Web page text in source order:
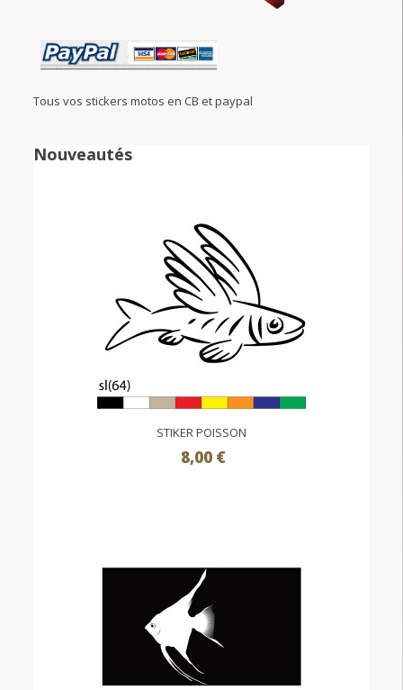
Tous vos stickers motos en CB et paypal
Nouveautés
STIKER POISSON
8,00 €